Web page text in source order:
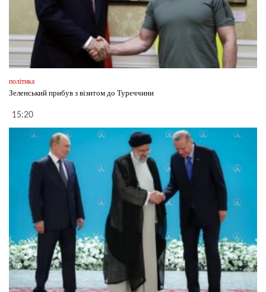
політика
Зеленський прибув з візитом до Туреччини
15:20